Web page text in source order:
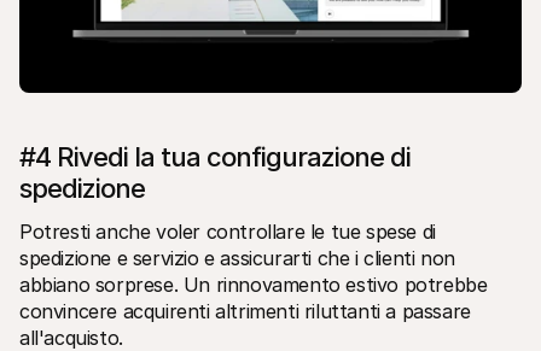
#4 Rivedi la tua configurazione di
spedizione
Potresti anche voler controllare le tue spese di
spedizione e servizio e assicurarti che i clienti non
abbiano sorprese. Un rinnovamento estivo potrebbe
convincere acquirenti altrimenti riluttanti a passare
all'acquisto.